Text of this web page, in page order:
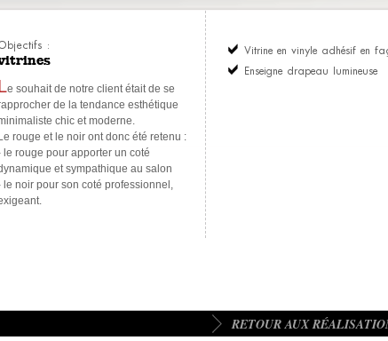
:
e souhait de notre client était de se
de la tendance esthétique
chic et moderne.
Le rouge et le noir ont donc été retenu :
le rouge pour apporter un coté
et sympathique au salon
le noir pour son coté professionnel,
Vitrine en vinyle adhésif en
Enseigne drapeau lumineuse
RETOUR AUX